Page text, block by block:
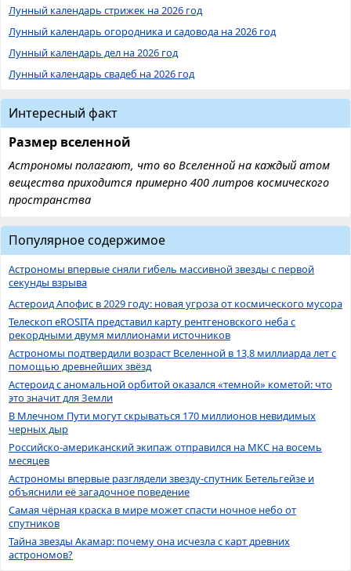
Лунный календарь стрижек на 2026 год
Лунный календарь огородника и садовода на 2026 год
Лунный календарь дел на 2026 год
Лунный календарь свадеб на 2026 год
Интересный факт
Размер вселенной
Астрономы полагают, что во Вселенной на каждый атом
вещества приходится примерно 400 литров космического
пространства
Популярное содержимое
Астрономы впервые сняли гибель массивной звезды с первой
секунды взрыва
Астероид Апофис в 2029 году: новая угроза от космического мусора
Телескоп eROSITA представил карту рентгеновского неба с
рекордными двумя миллионами источников
Астрономы подтвердили возраст Вселенной в 13,8 миллиарда лет с
помощью древнейших звёзд
Астероид с аномальной орбитой оказался «темной» кометой: что
это значит для Земли
В Млечном Пути могут скрываться 170 миллионов невидимых
черных дыр
Российско-американский экипаж отправился на МКС на восемь
месяцев
Астрономы впервые разглядели звезду-спутник Бетельгейзе и
объяснили её загадочное поведение
Самая чёрная краска в мире может спасти ночное небо от
спутников
Тайна звезды Акамар: почему она исчезла с карт древних
астрономов?